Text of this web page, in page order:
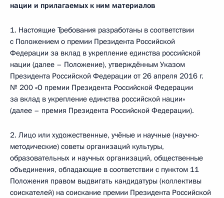
нации и прилагаемых к ним материалов
1. Настоящие Требования разработаны в соответствии
с Положением о премии Президента Российской
Федерации за вклад в укрепление единства российской
нации (далее – Положение), утверждённым Указом
Президента Российской Федерации от 26 апреля 2016 г.
№ 200 «О премии Президента Российской Федерации
за вклад в укрепление единства российской нации»
(далее – премия Президента Российской Федерации).
2. Лицо или художественные, учёные и научные (научно-
методические) советы организаций культуры,
образовательных и научных организаций, общественные
объединения, обладающие в соответствии с пунктом 11
Положения правом выдвигать кандидатуры (коллективы
соискателей) на соискание премии Президента Российской